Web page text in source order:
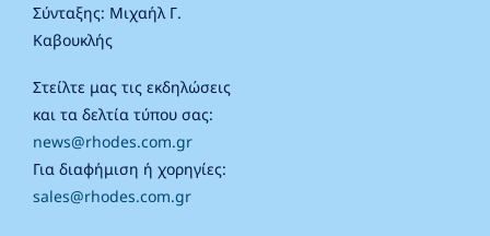
Σύνταξης: Μιχαήλ Γ.
Καβουκλής
Στείλτε μας τις εκδηλώσεις
και τα δελτία τύπου σας:
news@rhodes.com.gr
Για διαφήμιση ή χορηγίες:
sales@rhodes.com.gr